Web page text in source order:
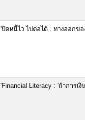
'ปิดหนี้ไว ไปต่อได้ : ทางออกข
'Financial Literacy : 'ถ้าการเ